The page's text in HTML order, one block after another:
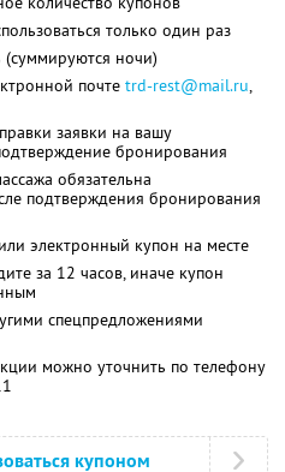
только один раз
ночи)
почте trd-rest@mail.ru,
заявки на вашу
бронирования
обязательна
подтверждения бронирования
электронный купон на месте
за 12 часов, иначе купон
спецпредложениями
можно уточнить по телефону
купоном